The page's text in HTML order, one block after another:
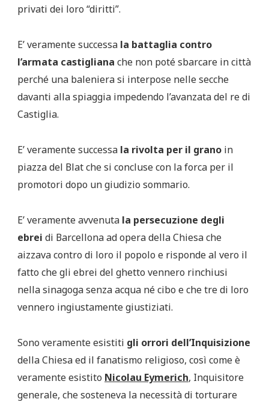
privati dei loro “diritti”.
E’ veramente successa la battaglia contro
l’armata castigliana che non poté sbarcare in città
perché una baleniera si interpose nelle secche
davanti alla spiaggia impedendo l’avanzata del re di
Castiglia.
E’ veramente successa la rivolta per il grano in
piazza del Blat che si concluse con la forca per il
promotori dopo un giudizio sommario.
E’ veramente avvenuta la persecuzione degli
ebrei di Barcellona ad opera della Chiesa che
aizzava contro di loro il popolo e risponde al vero il
fatto che gli ebrei del ghetto vennero rinchiusi
nella sinagoga senza acqua né cibo e che tre di loro
vennero ingiustamente giustiziati.
Sono veramente esistiti gli orrori dell’Inquisizione
della Chiesa ed il fanatismo religioso, così come è
veramente esistito Nicolau Eymerich, Inquisitore
generale, che sosteneva la necessità di torturare